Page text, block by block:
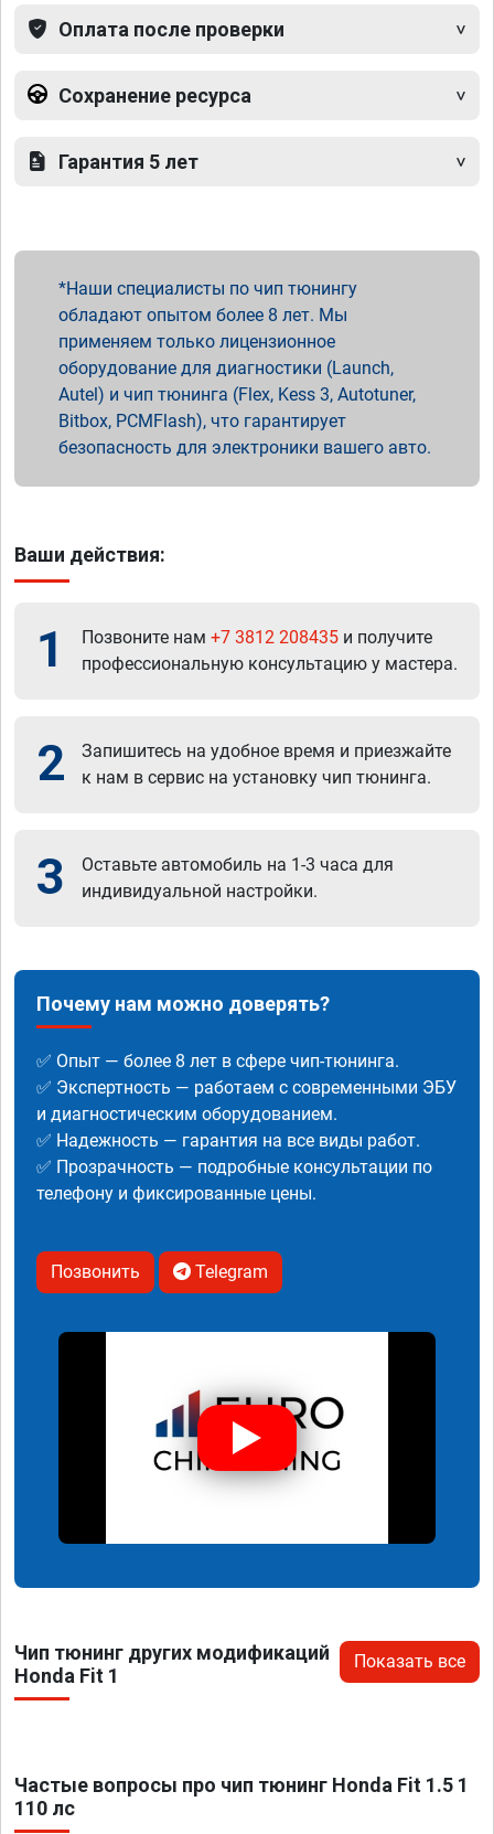
Оплата после проверки
Сохранение ресурса
Гарантия 5 лет
Наши специалисты по чип тюнингу
обладают опытом более 8 лет. Мы
применяем только лицензионное
оборудование для диагностики (Launch,
Autel) и чип тюнинга (Flex, Kess 3, Autotuner,
Bitbox, PCMFlash), что гарантирует
безопасность для электроники вашего авто.
Ваши действия:
1 Позвоните нам +7 3812 208435 и получите
профессиональную консультацию у мастера.
2
Запишитесь на удобное время и приезжайте
к нам в сервис на установку чип тюнинга.
3
Оставьте автомобиль на 1-3 часа для
индивидуальной настройки.
Почему нам можно доверять?
✅ Опыт — более 8 лет в сфере чип-тюнинга.
✅ Экспертность — работаем с современными ЭБУ
и диагностическим оборудованием.
✅ Надежность — гарантия на все виды работ.
✅ Прозрачность — подробные консультации по
телефону и фиксированные цены.
Позвонить Telegram
Чип тюнинг других модификаций
Honda Fit 1
Показать все
Частые вопросы про чип тюнинг Honda Fit 1.5 1
110 лс